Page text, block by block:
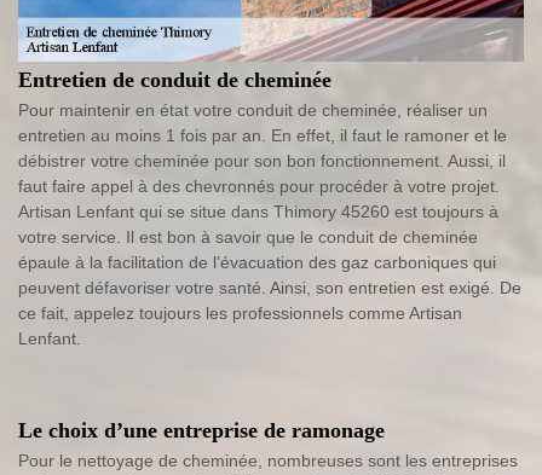
Entretien de conduit de cheminée
Pour maintenir en état votre conduit de cheminée, réaliser un
entretien au moins 1 fois par an. En effet, il faut le ramoner et le
débistrer votre cheminée pour son bon fonctionnement. Aussi, il
faut faire appel à des chevronnés pour procéder à votre projet.
Artisan Lenfant qui se situe dans Thimory 45260 est toujours à
votre service. Il est bon à savoir que le conduit de cheminée
épaule à la facilitation de l’évacuation des gaz carboniques qui
peuvent défavoriser votre santé. Ainsi, son entretien est exigé. De
ce fait, appelez toujours les professionnels comme Artisan
Lenfant.
Le choix d’une entreprise de ramonage
Pour le nettoyage de cheminée, nombreuses sont les entreprises